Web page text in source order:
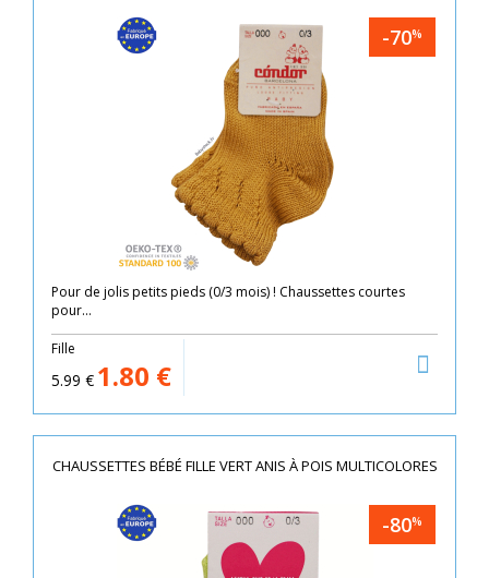
-70%
Pour de jolis petits pieds (0/3 mois) ! Chaussettes courtes
pour...
Fille
5.99 € 1.80 €
CHAUSSETTES BÉBÉ FILLE VERT ANIS À POIS MULTICOLORES
-80%